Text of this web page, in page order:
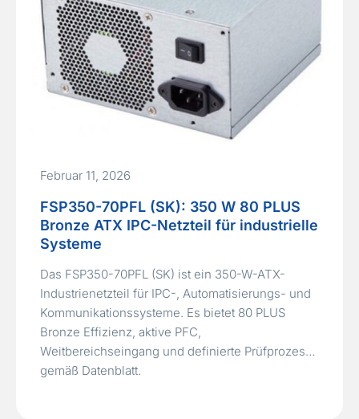
Februar 11, 2026
FSP350-70PFL (SK): 350 W 80 PLUS
Bronze ATX IPC-Netzteil für industrielle
Systeme
Das FSP350-70PFL (SK) ist ein 350-W-ATX-
Industrienetzteil für IPC-, Automatisierungs- und
Kommunikationssysteme. Es bietet 80 PLUS
Bronze Effizienz, aktive PFC,
Weitbereichseingang und definierte Prüfprozesse
gemäß Datenblatt.